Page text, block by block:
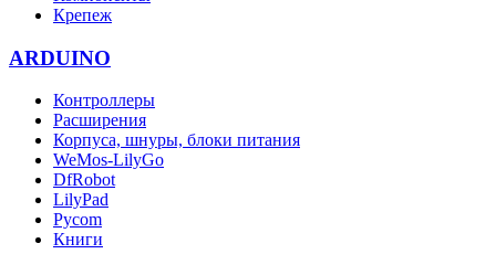
Крепеж
ARDUINO
Контроллеры
Расширения
Корпуса, шнуры, блоки питания
WeMos-LilyGo
DfRobot
LilyPad
Pycom
Книги